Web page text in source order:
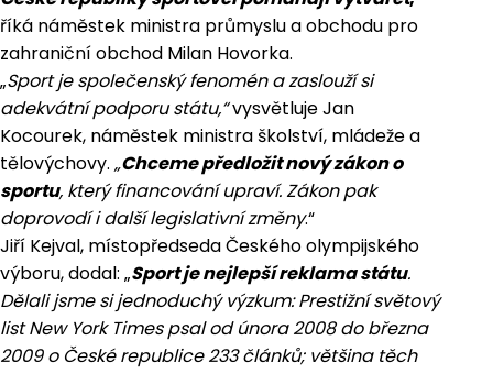
říká náměstek ministra průmyslu a obchodu pro
zahraniční obchod Milan Hovorka.
„Sport je společenský fenomén a zaslouží si
adekvátní podporu státu,“vysvětluje Jan
Kocourek, náměstek ministra školství, mládeže a
tělovýchovy. „Chceme předložit nový zákon o
sportu, který financování upraví. Zákon pak
doprovodí i další legislativní změny.“
Jiří Kejval, místopředseda Českého olympijského
výboru, dodal: „Sport je nejlepší reklama státu.
Dělali jsme si jednoduchý výzkum: Prestižní světový
list New York Times psal od února 2008 do března
2009 o České republice 233 článků; většina těch